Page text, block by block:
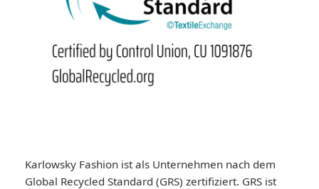
Karlowsky Fashion ist als Unternehmen nach dem
Global Recycled Standard (GRS) zertifiziert. GRS ist